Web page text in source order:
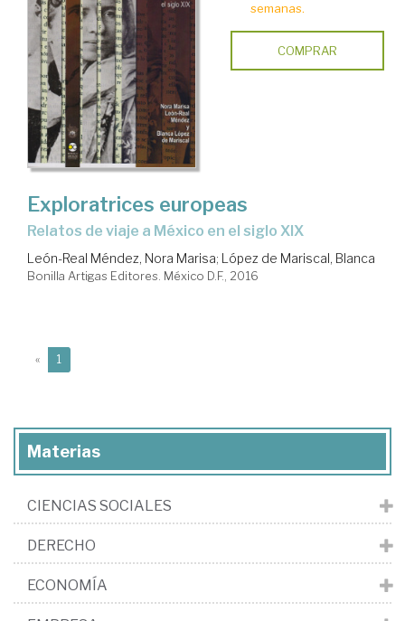
semanas.
COMPRAR
Exploratrices europeas
relatos de viaje a México en el siglo XIX
León-Real Méndez, Nora Marisa; López de Mariscal, Blanca
Bonilla Artigas Editores. México D.F., 2016
« 1
Materias
CIENCIAS SOCIALES
DERECHO
ECONOMÍA